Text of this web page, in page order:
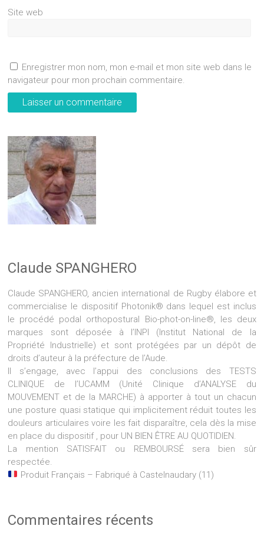
Site web
Enregistrer mon nom, mon e-mail et mon site web dans le
navigateur pour mon prochain commentaire.
Claude SPANGHERO
Claude SPANGHERO, ancien international de Rugby élabore et
commercialise le dispositif Photonik® dans lequel est inclus
le procédé podal orthopostural Bio-phot-on-line®, les deux
marques sont déposée à l’INPI (Institut National de la
Propriété Industrielle) et sont protégées par un dépôt de
droits d’auteur à la préfecture de l’Aude.
Il s’engage, avec l’appui des conclusions des TESTS
CLINIQUE de l’UCAMM (Unité Clinique d’ANALYSE du
MOUVEMENT et de la MARCHE) à apporter à tout un chacun
une posture quasi statique qui implicitement réduit toutes les
douleurs articulaires voire les fait disparaître, cela dès la mise
en place du dispositif , pour UN BIEN ÊTRE AU QUOTIDIEN.
La mention SATISFAIT ou REMBOURSÉ sera bien sûr
respectée.
Produit Français – Fabriqué à Castelnaudary (11)
Commentaires récents